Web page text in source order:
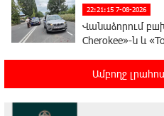
22:21:15 7-08-2026
Վանաձորում
Cherokee»-ն և
22:03:58 7-08-2026
օգտագործել
Ամբողջ